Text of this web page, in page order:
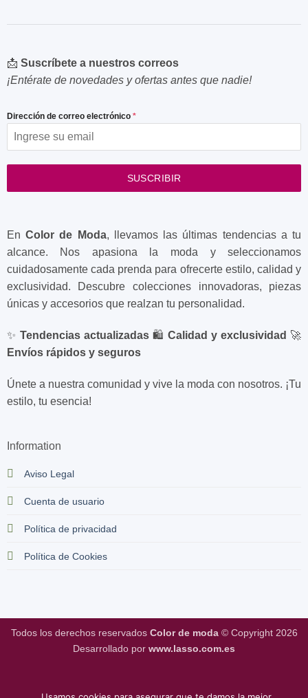
EnColor de Moda, llevamos las últimas tendencias a tu
alcance. Nos apasiona la moda y seleccionamos
cuidadosamente cada prenda para ofrecerte estilo, calidad y
exclusividad. Descubre colecciones innovadoras, piezas
únicas y accesorios que realzan tu personalidad.
✨ Tendencias actualizadas🛍️Calidad y exclusividad 🚀
Envíos rápidos y seguros
Únete a nuestra comunidad y vive la moda con nosotros. ¡Tu
estilo, tu esencia!
Information
Aviso Legal
Cuenta de usuario
Política de privacidad
Política de Cookies
📩 Suscríbete a nuestros correos
¡Entérate de novedades y ofertas antes que nadie!
Dirección de correo electrónico *
SUSCRIBIR
Todos los derechos reservados Color de moda© Copyright 2026
Desarrollado por www.lasso.com.es